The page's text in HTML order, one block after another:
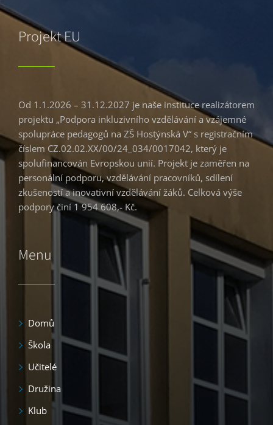
Projekt EU
Od 1.1.2026 – 31.12.2027 je naše instituce realizátorem
projektu „Podpora inkluzivního vzdělávání a vzájemné
spolupráce pedagogů na ZŠ Hostýnská V“ s registračním
číslem CZ.02.02.XX/00/24_034/0017042, který je
spolufinancován Evropskou unií. Projekt je zaměřen na
personální podporu, vzdělávání pracovníků, sdílení
zkušeností a inovativní vzdělávání žáků. Celková výše
podpory činí 1 954 608,- Kč.
Menu
Domů
Škola
Učitelé
Družina
Klub